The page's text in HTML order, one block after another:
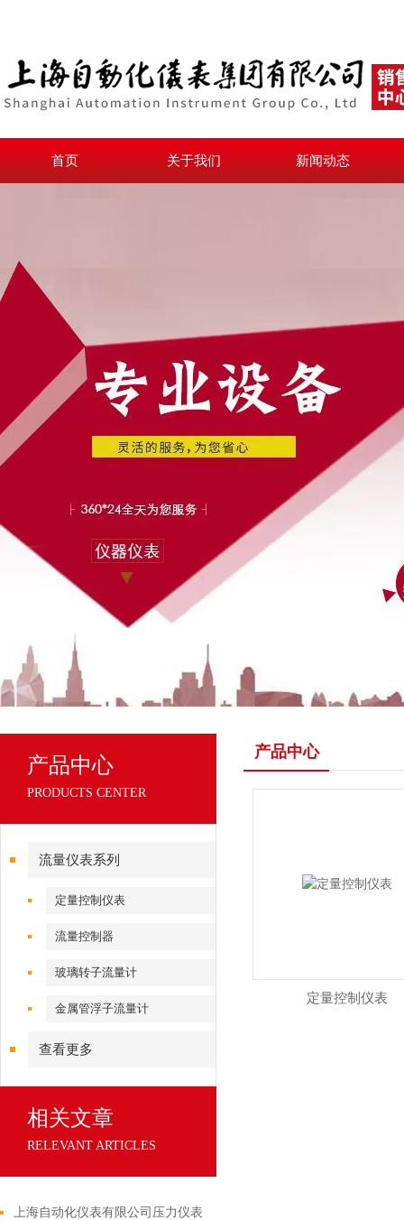
首页 关于我们 新闻动态
产品中心
PRODUCTS CENTER
流量仪表系列
定量控制仪表
流量控制器
玻璃转子流量计
金属管浮子流量计
查看更多
相关文章
RELEVANT ARTICLES
上海自动化仪表有限公司压力仪表
产品中心
定量控制仪表